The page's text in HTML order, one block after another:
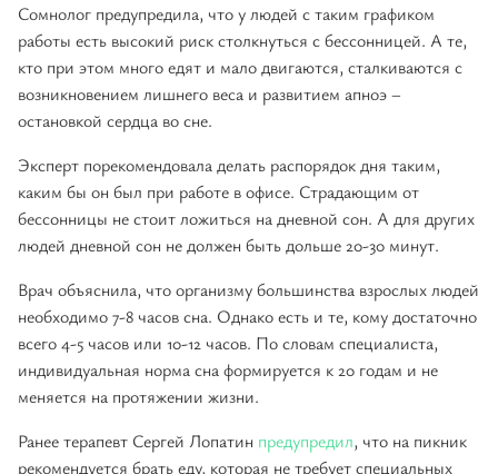
Сомнолог предупредила, что у людей с таким графиком
работы есть высокий риск столкнуться с бессонницей. А те,
кто при этом много едят и мало двигаются, сталкиваются с
возникновением лишнего веса и развитием апноэ –
остановкой сердца во сне.
Эксперт порекомендовала делать распорядок дня таким,
каким бы он был при работе в офисе. Страдающим от
бессонницы не стоит ложиться на дневной сон. А для других
людей дневной сон не должен быть дольше 20-30 минут.
Врач объяснила, что организму большинства взрослых людей
необходимо 7-8 часов сна. Однако есть и те, кому достаточно
всего 4-5 часов или 10-12 часов. По словам специалиста,
индивидуальная норма сна формируется к 20 годам и не
меняется на протяжении жизни.
Ранее терапевт Сергей Лопатин предупредил, что на пикник
рекомендуется брать еду, которая не требует специальных